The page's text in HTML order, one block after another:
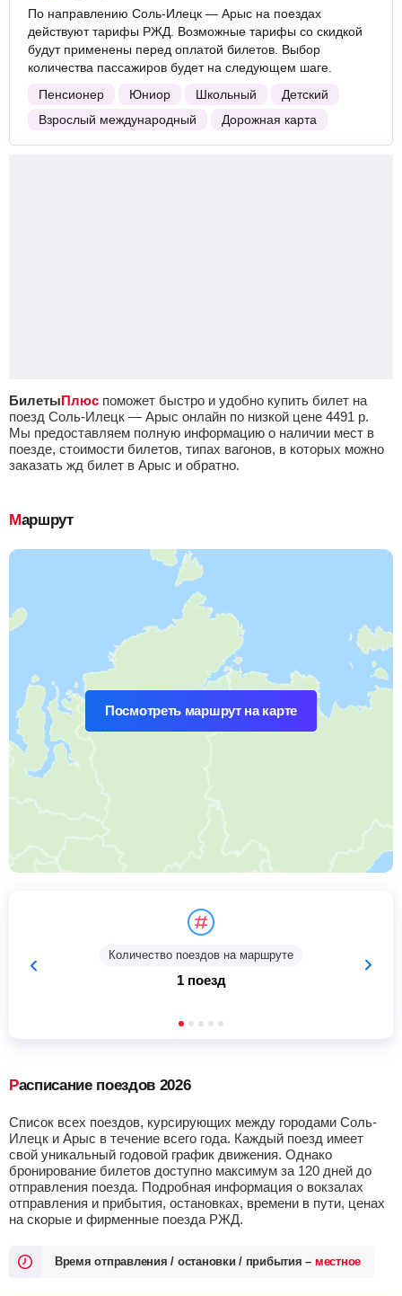
По направлению Соль-Илецк — Арыс на поездах
действуют тарифы РЖД. Возможные тарифы со скидкой
будут применены перед оплатой билетов. Выбор
количества пассажиров будет на следующем шаге.
Пенсионер
Юниор Школьный
Детский
Взрослый международный
Дорожная карта
БилетыПлюс поможет быстро и удобно купить билет на
поезд Соль-Илецк — Арыс онлайн по низкой цене 4491 р.
Мы предоставляем полную информацию о наличии мест в
поезде, стоимости билетов, типах вагонов, в которых можно
заказать жд билет в Арыс и обратно.
Маршрут
Посмотреть маршрут на карте
Количество поездов на маршруте
1 поезд
Расписание поездов 2026
Список всех поездов, курсирующих между городами Соль-
Илецк и Арыс в течение всего года. Каждый поезд имеет
свой уникальный годовой график движения. Однако
бронирование билетов доступно максимум за 120 дней до
отправления поезда. Подробная информация о вокзалах
отправления и прибытия, остановках, времени в пути, ценах
на скорые и фирменные поезда РЖД.
Время отправления / остановки / прибытия – местное